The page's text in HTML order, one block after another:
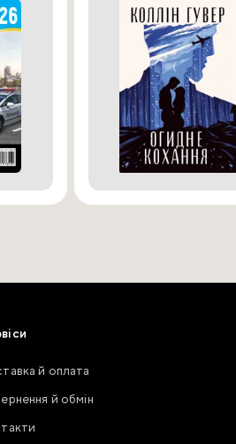
й оплата
й обмін